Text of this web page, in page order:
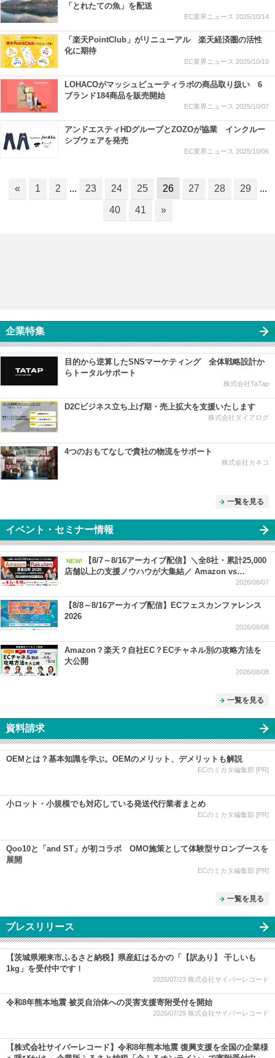
「とれたての魚」を配送
EC業界ニュース 2025/10/14
「楽天PointClub」がリニューアル 楽天経済圏の活性
化に期待
EC業界ニュース 2025/10/10
LOHACOがマッシュビューティラボの商品取り扱い 6
ブランド184商品を販売開始
EC業界ニュース 2025/10/07
アンドエスティHDグループとZOZOが協業 インクルー
シブウェアを発売
EC業界ニュース 2025/10/06
« 1 2 ... 23 24 25 26 27 28 29 ...
40 41 »
企業特集
目的から逆算したSNSマーケティング 全体戦略設計か
らトータルサポート
株式会社TaTap
D2Cビジネス立ち上げ期・売上拡大を支援いたします
株式会社ダイアログ
4つのおもてなしで貴社の物流をサポート
株式会社カネコ
一覧を見る
イベント・セミナー情報
NEW!
【8/7～8/16アーカイブ配信】＼全8社・累計25,000
店舗以上の支援ノウハウが大集結／ Amazon vs
Rakuten 徹底比較 2026 ー 上半期振り返り＆下半期で売
2026/08/07
【8/8～8/16アーカイブ配信】ECフェスカンファレンス
2026
2026/08/08
Amazon？楽天？自社EC？ECチャネル別の攻略方法を
大公開
2026/08/08
一覧を見る
資料請求
OEMとは？基本知識を学ぶ。OEMのメリット、デメリットも解説
ECのミカタ編集部 [PR]
小ロット・小規模でも対応している発送代行業者まとめ
ECのミカタ編集部 [PR]
Qoo10と「and ST」が初コラボ OMO施策として体験型サロンブースを
展開
ECのミカタ編集部 [PR]
一覧を見る
プレスリリース
【茨城県潮来市ふるさと納税】県産紅はるかの「【訳あり】 干しいも
1kg」を受付中です！
2026/07/23 株式会社サイバーレコード
令和8年熊本地震 被災自治体への災害支援寄附受付を開始
2026/07/29 株式会社サイバーレコード
【株式会社サイバーレコード】令和8年熊本地震 復興支援を全国の企業様